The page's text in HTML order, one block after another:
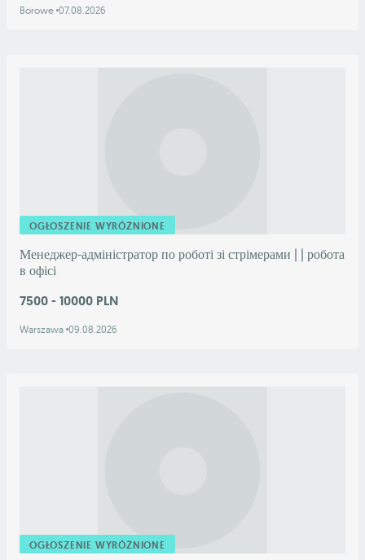
Borowe 07.08.2026
OGŁOSZENIE WYRÓŻNIONE
Менеджер-адміністратор по роботі зі стрімерами | | робота
в офісі
7500 - 10000 PLN
Warszawa 09.08.2026
OGŁOSZENIE WYRÓŻNIONE